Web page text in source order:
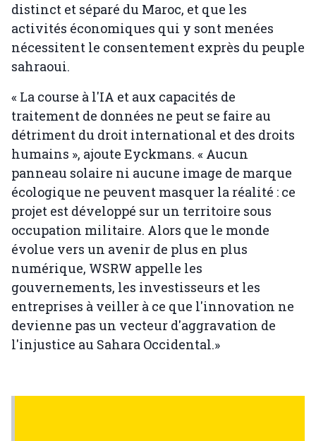
distinct et séparé du Maroc, et que les
activités économiques qui y sont menées
nécessitent le consentement exprès du peuple
sahraoui.
« La course à l'IA et aux capacités de
traitement de données ne peut se faire au
détriment du droit international et des droits
humains », ajoute Eyckmans. « Aucun
panneau solaire ni aucune image de marque
écologique ne peuvent masquer la réalité : ce
projet est développé sur un territoire sous
occupation militaire. Alors que le monde
évolue vers un avenir de plus en plus
numérique, WSRW appelle les
gouvernements, les investisseurs et les
entreprises à veiller à ce que l'innovation ne
devienne pas un vecteur d'aggravation de
l'injustice au Sahara Occidental.»